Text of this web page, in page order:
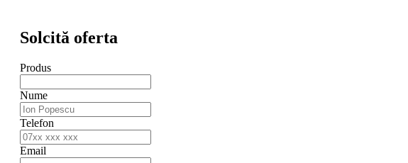
Solcită oferta
Produs
Nume
Telefon
Email